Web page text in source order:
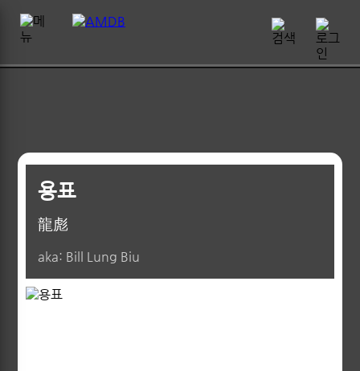
용표
龍彪
aka: Bill Lung Biu